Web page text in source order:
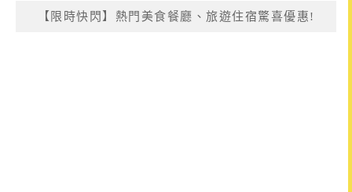
【限時快閃】熱門美食餐廳、旅遊住宿驚喜優惠!